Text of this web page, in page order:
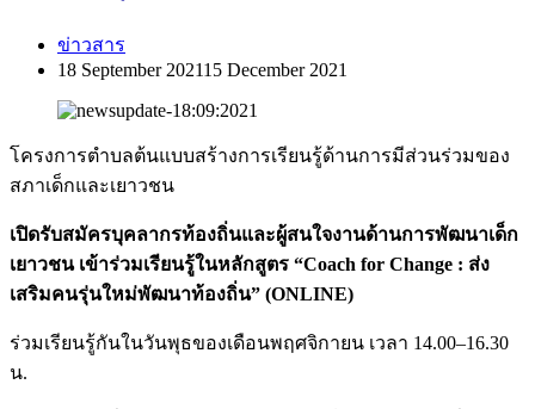
ข่าวสาร
18 September 202115 December 2021
โครงการตำบลต้นแบบสร้างการเรียนรู้ด้านการมีส่วนร่วมของ
สภาเด็กและเยาวชน
เปิดรับสมัครบุคลากรท้องถิ่นและผู้สนใจงานด้านการพัฒนาเด็ก
เยาวชน เข้าร่วมเรียนรู้ในหลักสูตร “Coach for Change : ส่ง
เสริมคนรุ่นใหม่พัฒนาท้องถิ่น” (ONLINE)
ร่วมเรียนรู้กันในวันพุธของเดือนพฤศจิกายน เวลา 14.00–16.30
น.